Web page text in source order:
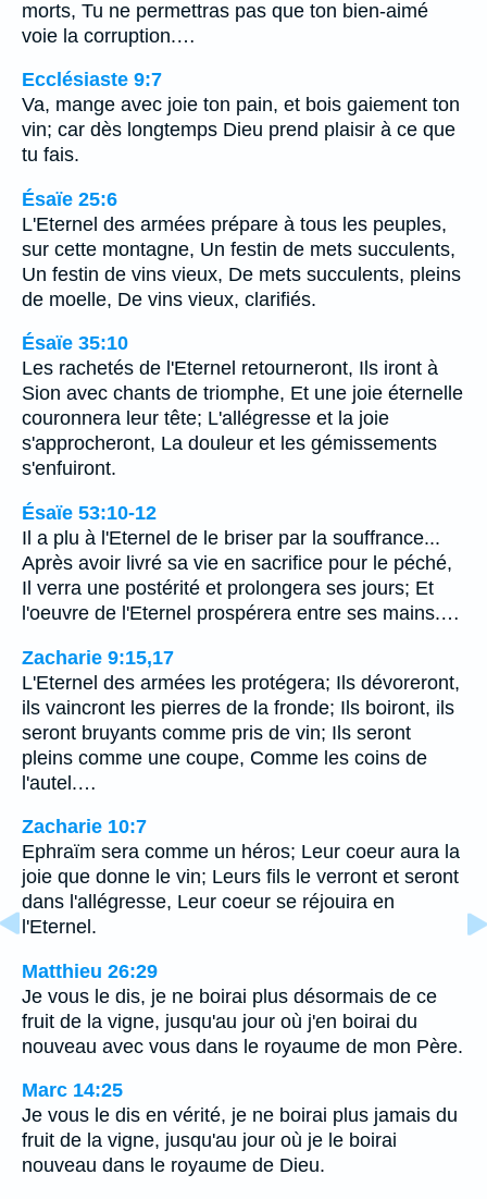
morts, Tu ne permettras pas que ton bien-aimé
voie la corruption.…
Ecclésiaste 9:7
Va, mange avec joie ton pain, et bois gaiement ton
vin; car dès longtemps Dieu prend plaisir à ce que
tu fais.
Ésaïe 25:6
L'Eternel des armées prépare à tous les peuples,
sur cette montagne, Un festin de mets succulents,
Un festin de vins vieux, De mets succulents, pleins
de moelle, De vins vieux, clarifiés.
Ésaïe 35:10
Les rachetés de l'Eternel retourneront, Ils iront à
Sion avec chants de triomphe, Et une joie éternelle
couronnera leur tête; L'allégresse et la joie
s'approcheront, La douleur et les gémissements
s'enfuiront.
Ésaïe 53:10-12
Il a plu à l'Eternel de le briser par la souffrance...
Après avoir livré sa vie en sacrifice pour le péché,
Il verra une postérité et prolongera ses jours; Et
l'oeuvre de l'Eternel prospérera entre ses mains.…
Zacharie 9:15,17
L'Eternel des armées les protégera; Ils dévoreront,
ils vaincront les pierres de la fronde; Ils boiront, ils
seront bruyants comme pris de vin; Ils seront
pleins comme une coupe, Comme les coins de
l'autel.…
Zacharie 10:7
Ephraïm sera comme un héros; Leur coeur aura la
joie que donne le vin; Leurs fils le verront et seront
dans l'allégresse, Leur coeur se réjouira en
l'Eternel.
Matthieu 26:29
Je vous le dis, je ne boirai plus désormais de ce
fruit de la vigne, jusqu'au jour où j'en boirai du
nouveau avec vous dans le royaume de mon Père.
Marc 14:25
Je vous le dis en vérité, je ne boirai plus jamais du
fruit de la vigne, jusqu'au jour où je le boirai
nouveau dans le royaume de Dieu.